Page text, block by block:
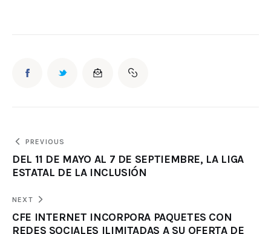
PREVIOUS
DEL 11 DE MAYO AL 7 DE SEPTIEMBRE, LA LIGA
ESTATAL DE LA INCLUSIÓN
NEXT
CFE INTERNET INCORPORA PAQUETES CON
REDES SOCIALES ILIMITADAS A SU OFERTA DE